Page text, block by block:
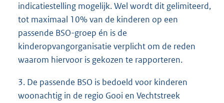
indicatiestelling mogelijk. Wel wordt dit gelimiteerd,
tot maximaal 10% van de kinderen op een
passende BSO-groep én is de
kinderopvangorganisatie verplicht om de reden
waarom hiervoor is gekozen te rapporteren.
3. De passende BSO is bedoeld voor kinderen
woonachtig in de regio Gooi en Vechtstreek